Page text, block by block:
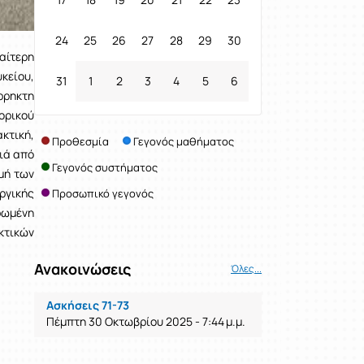
από
των
24 25 26 27 28 29 30
31 1 2 3 4 5 6
Προθεσμία
Γεγονός μαθήματος
Γεγονός συστήματος
Προσωπικό γεγονός
Ανακοινώσεις Όλες...
Ασκήσεις 71-73
Πέμπτη 30 Οκτωβρίου 2025 - 7:44 μ.μ.